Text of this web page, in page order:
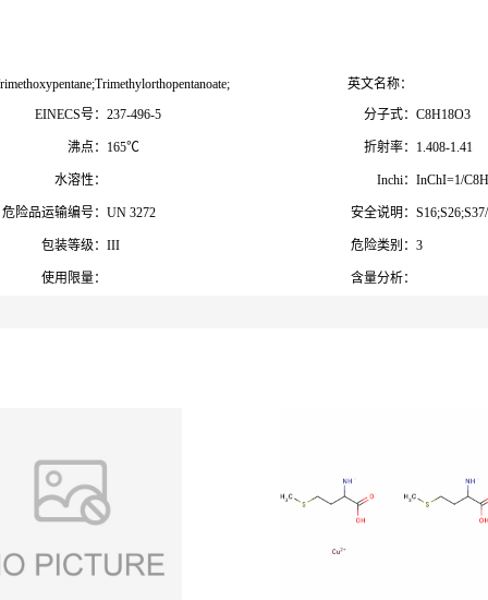
英文名称：
EINECS号： 237-496-5 分子式： C8H18O3
沸点： 165℃ 折射率： 1.408-1.41
水溶性： Inchi： InChI=1/
危险品运输编号： UN 3272 安全说明：
包装等级： III 危险类别： 3
使用限量： 含量分析：